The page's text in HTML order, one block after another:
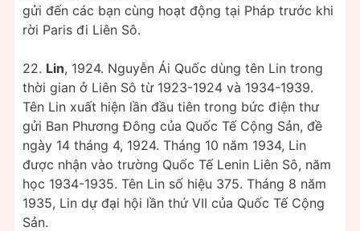
gửi đến các bạn cùng hoạt động tại Pháp trước khi
rời Paris đi Liên Sô.
22. Lin, 1924. Nguyễn Ái Quốc dùng tên Lin trong
thời gian ở Liên Sô từ 1923-1924 và 1934-1939.
Tên Lin xuất hiện lần đầu tiên trong bức điện thư
gửi Ban Phương Đông của Quốc Tế Cộng Sản, đề
ngày 14 tháng 4, 1924. Tháng 10 năm 1934, Lin
được nhận vào trường Quốc Tế Lenin Liên Sô, năm
học 1934-1935. Tên Lin số hiệu 375. Tháng 8 năm
1935, Lin dự đại hội lần thứ VII của Quốc Tế Cộng
Sản.